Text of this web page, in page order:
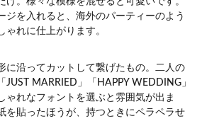
ジを入れると、海外のパーティーのよう
ゃれに仕上がります。
に沿ってカットして繋げたもの。二人の
JUST MARRIED」「HAPPY WEDDING」
ゃれなフォントを選ぶと雰囲気が出ま
を貼ったほうが、持つときにペラペラせ